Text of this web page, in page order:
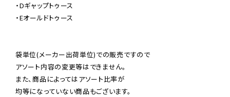
・Dギャップトゥース
・Eオールドトゥース
袋単位(メーカー出荷単位)での販売ですので
アソート内容の変更等はできません。
また、商品によってはアソート比率が
均等になっていない商品もございます。